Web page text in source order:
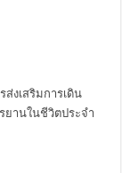
ส่งเสริมการเดิน
ยานในชีวิตประจำ